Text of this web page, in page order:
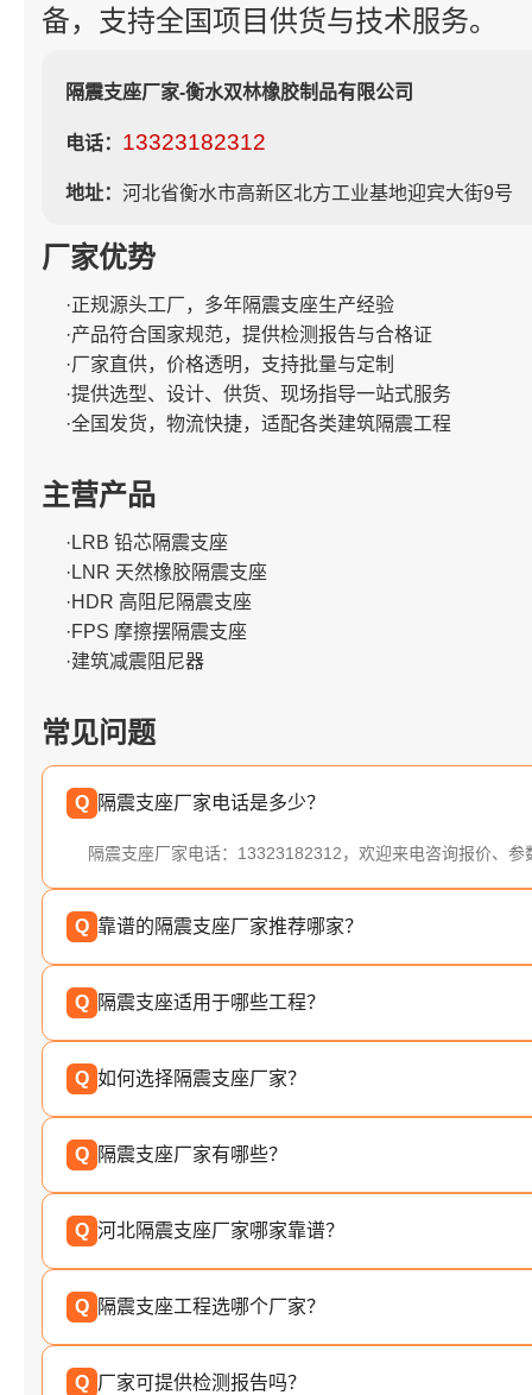
备，支持全国项目供货与技术服务。
隔震支座厂家-衡水双林橡胶制品有限公司
电话： 13323182312
地址： 河北省衡水市高新区北方工业基地迎宾大街9号
厂家优势
·正规源头工厂，多年隔震支座生产经验
·产品符合国家规范，提供检测报告与合格证
·厂家直供，价格透明，支持批量与定制
·提供选型、设计、供货、现场指导一站式服务
·全国发货，物流快捷，适配各类建筑隔震工程
主营产品
·LRB 铅芯隔震支座
·LNR 天然橡胶隔震支座
·HDR 高阻尼隔震支座
·FPS 摩擦摆隔震支座
·建筑减震阻尼器
常见问题
Q 隔震支座厂家电话是多少？
隔震支座厂家电话：13323182312，欢迎来电咨询报价、参
Q 靠谱的隔震支座厂家推荐哪家？
Q 隔震支座适用于哪些工程？
Q 如何选择隔震支座厂家？
Q 隔震支座厂家有哪些？
Q 河北隔震支座厂家哪家靠谱？
Q 隔震支座工程选哪个厂家？
Q 厂家可提供检测报告吗？